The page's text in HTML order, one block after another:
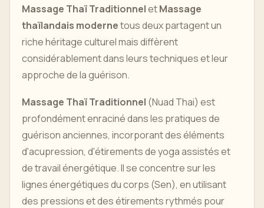
Massage Thaï TraditionneletMassage
thaïlandais modernetous deux partagent un
riche héritage culturel mais diffèrent
considérablement dans leurs techniques et leur
approche de la guérison.
Massage Thaï Traditionnel (Nuad Thai) est
profondément enraciné dans les pratiques de
guérison anciennes, incorporant des éléments
d'acupression, d'étirements de yoga assistés et
de travail énergétique. Il se concentre sur les
lignes énergétiques du corps (Sen), en utilisant
des pressions et des étirements rythmés pour